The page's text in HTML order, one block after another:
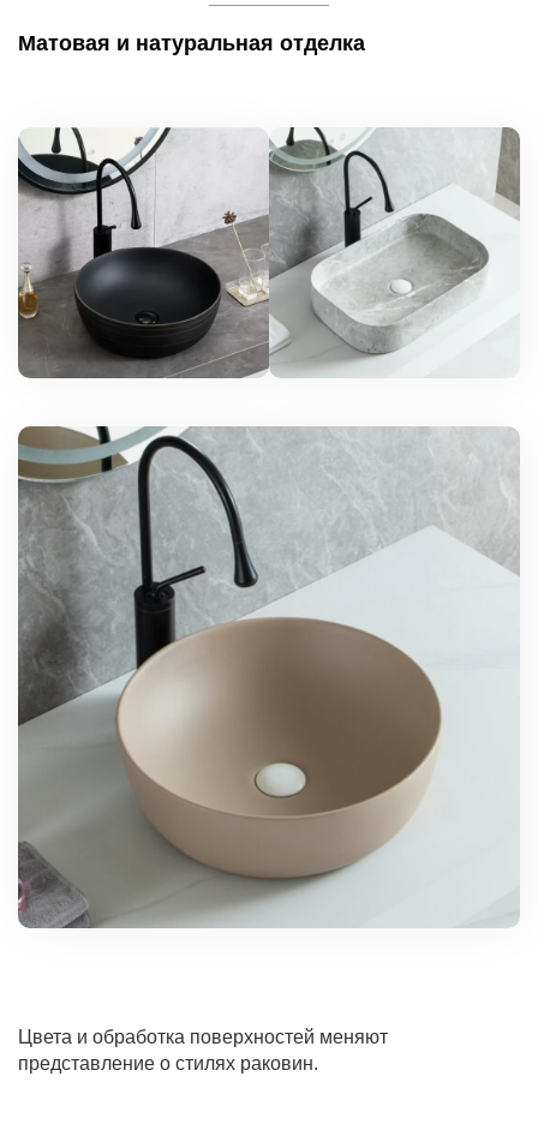
Матовая и натуральная отделка
Цвета и обработка поверхностей меняют
представление о стилях раковин.